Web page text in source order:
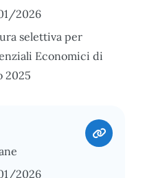
2026
selettiva per
Economici di
2025
2026